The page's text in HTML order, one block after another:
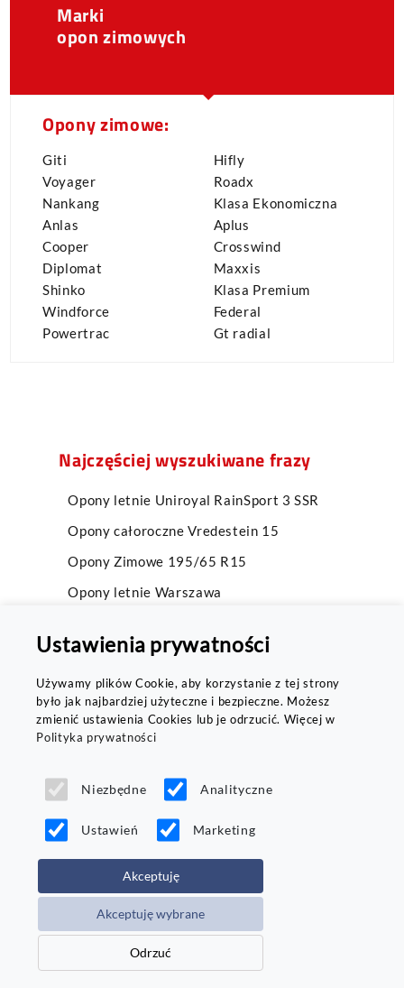
Opony zimowe:
Giti
Voyager
Nankang
Anlas
Cooper
Diplomat
Shinko
Windforce
Powertrac
Hifly
Roadx
Klasa Ekonomiczna
Aplus
Crosswind
Maxxis
Klasa Premium
Federal
Gt radial
Marki
opon zimowych
Najczęściej wyszukiwane frazy
Opony letnie Uniroyal RainSport 3 SSR
Opony całoroczne Vredestein 15
Opony Zimowe 195/65 R15
Opony letnie Warszawa
Opony samochodowe letnie
Opony letnie Continental PremiumContact 6
Opony letnie Michelin Primacy 3
Opony zimowe Nexen Winguard Sport 2
Opony Zimowe 245/45/R18
Falken opony wielosezonowe
Opony całoroczne Nokian
Opony zimowe 205/65 R16c
Opony letnie Bridgestone Turanza T005
Ustawienia prywatności
Używamy plików Cookie, aby korzystanie z tej strony
było jak najbardziej użyteczne i bezpieczne. Możesz
zmienić ustawienia Cookies lub je odrzucić. Więcej w
Polityka prywatności
Niezbędne Analityczne
Ustawień Marketing
Akceptuję
Akceptuję wybrane
Odrzuć